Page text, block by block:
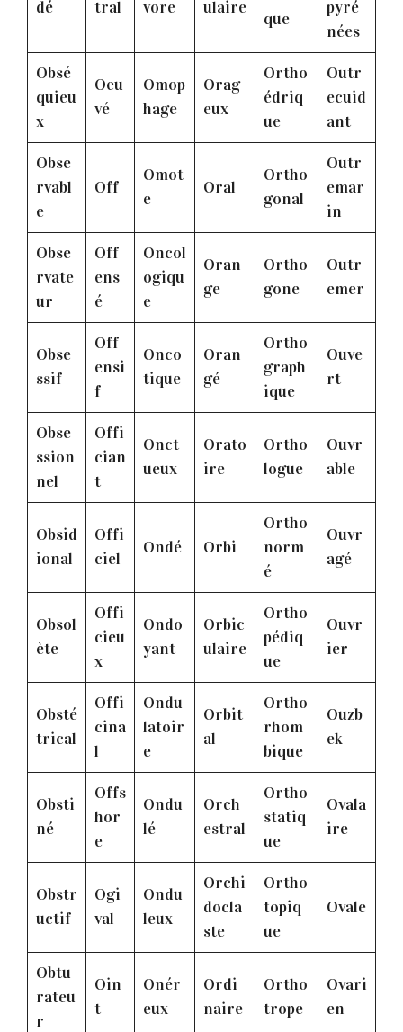
dé tral vore ulaire
que
pyré
nées
Obsé
quieu
x
Oeu
vé
Omop
hage
Orag
eux
Ortho
édriq
ue
Outr
ecuid
ant
Obse
rvabl
e
Off
Omot
e
Oral
Ortho
gonal
Outr
emar
in
Obse
rvate
ur
Off
ens
é
Oncol
ogiqu
e
Oran
ge
Ortho
gone
Outr
emer
Obse
ssif
Off
ensi
f
Onco
tique
Oran
gé
Ortho
graph
ique
Ouve
rt
Obse
ssion
nel
Offi
cian
t
Onct
ueux
Orato
ire
Ortho
logue
Ouvr
able
Obsid
ional
Offi
ciel
Ondé Orbi
Ortho
norm
é
Ouvr
agé
Obsol
ète
Offi
cieu
x
Ondo
yant
Orbic
ulaire
Ortho
pédiq
ue
Ouvr
ier
Obsté
trical
Offi
cina
l
Ondu
latoir
e
Orbit
al
Ortho
rhom
bique
Ouzb
ek
Obsti
né
Offs
hor
e
Ondu
lé
Orch
estral
Ortho
statiq
ue
Ovala
ire
Obstr
uctif
Ogi
val
Ondu
leux
Orchi
docla
ste
Ortho
topiq
ue
Ovale
Obtu
rateu
r
Oin
t
Onér
eux
Ordi
naire
Ortho
trope
Ovari
en